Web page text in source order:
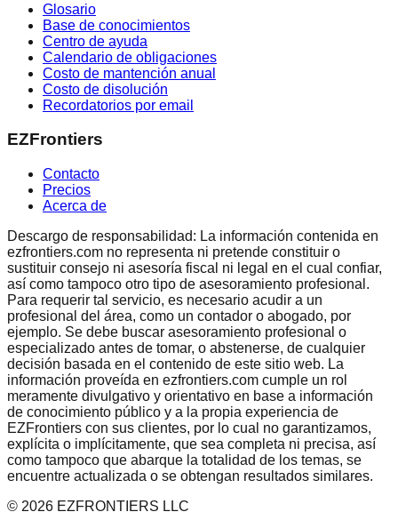
Glosario
Base de conocimientos
Centro de ayuda
Calendario de obligaciones
Costo de mantención anual
Costo de disolución
Recordatorios por email
EZFrontiers
Contacto
Precios
Acerca de
Descargo de responsabilidad: La información contenida en
ezfrontiers.com no representa ni pretende constituir o
sustituir consejo ni asesoría fiscal ni legal en el cual confiar,
así como tampoco otro tipo de asesoramiento profesional.
Para requerir tal servicio, es necesario acudir a un
profesional del área, como un contador o abogado, por
ejemplo. Se debe buscar asesoramiento profesional o
especializado antes de tomar, o abstenerse, de cualquier
decisión basada en el contenido de este sitio web. La
información proveída en ezfrontiers.com cumple un rol
meramente divulgativo y orientativo en base a información
de conocimiento público y a la propia experiencia de
EZFrontiers con sus clientes, por lo cual no garantizamos,
explícita o implícitamente, que sea completa ni precisa, así
como tampoco que abarque la totalidad de los temas, se
encuentre actualizada o se obtengan resultados similares.
© 2026 EZFRONTIERS LLC